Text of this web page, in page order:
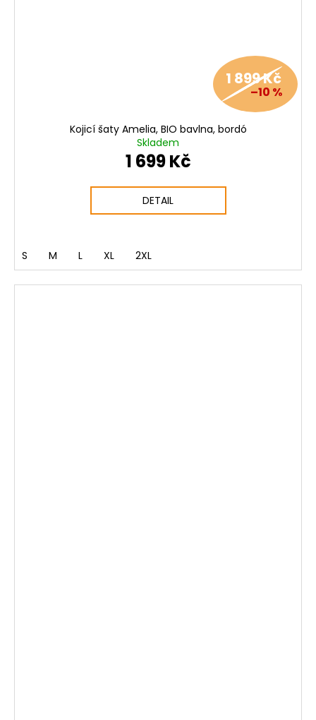
1 899 Kč
–10 %
Kojicí šaty Amelia, BIO bavlna, bordó
Skladem
1 699 Kč
DETAIL
S M L XL 2XL